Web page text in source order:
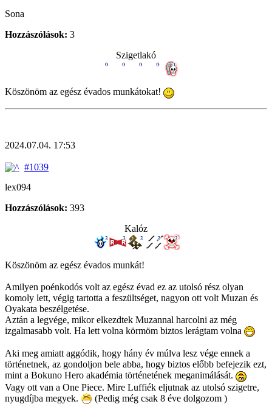
Sona
Hozzászólások: 3
Szigetlakó
Köszönöm az egész évados munkátokat!
2024.07.04. 17:53
#1039
lex094
Hozzászólások: 393
Kalóz
Köszönöm az egész évados munkát!
Amilyen poénkodós volt az egész évad ez az utolsó rész olyan
komoly lett, végig tartotta a feszültséget, nagyon ott volt Muzan és
Oyakata beszélgetése.
Aztán a legvége, mikor elkezdtek Muzannal harcolni az még
izgalmasabb volt. Ha lett volna körmöm biztos lerágtam volna
Aki meg amiatt aggódik, hogy hány év múlva lesz vége ennek a
történetnek, az gondoljon bele abba, hogy biztos előbb befejezik ezt,
mint a Bokuno Hero akadémia történetének meganimálását.
Vagy ott van a One Piece. Mire Luffiék eljutnak az utolsó szigetre,
nyugdíjba megyek.
(Pedig még csak 8 éve dolgozom )